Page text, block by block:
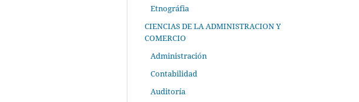
Etnográfia
CIENCIAS DE LA ADMINISTRACION Y
COMERCIO
Administración
Contabilidad
Auditoría